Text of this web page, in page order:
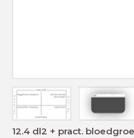
12.4 dl2 + pract.